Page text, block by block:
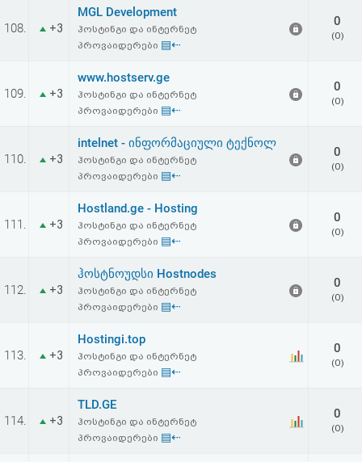
უარყოფა
108. +3
MGL Development
ჰოსტინგი და ინტერნეტ
პროვაიდერები ▤⇠
0
(0)
109. +3
www.hostserv.ge
ჰოსტინგი და ინტერნეტ
პროვაიდერები ▤⇠
0
(0)
110. +3
intelnet - ინფორმაციული ტექნოლ
ჰოსტინგი და ინტერნეტ
პროვაიდერები ▤⇠
0
(0)
111. +3
Hostland.ge - Hosting
ჰოსტინგი და ინტერნეტ
პროვაიდერები ▤⇠
0
(0)
112. +3
ჰოსტნოუდსი Hostnodes
ჰოსტინგი და ინტერნეტ
პროვაიდერები ▤⇠
0
(0)
113. +3
Hostingi.top
ჰოსტინგი და ინტერნეტ
პროვაიდერები ▤⇠
0
(0)
114. +3
TLD.GE
ჰოსტინგი და ინტერნეტ
პროვაიდერები ▤⇠
0
(0)